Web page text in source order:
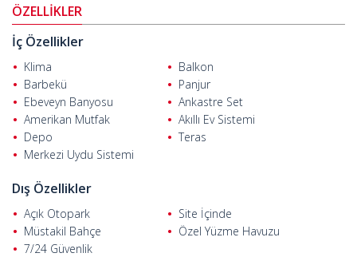
Gümüşlük, çok çeşitli ulusal ve uluslararası kültürel aktivitelere,
enfes restoranların bulunduğu ünlü bir sahil şeridine ve Myndos
Adası'na giden pitoresk bir sahil şeridine sahiptir.
Birinci sınıf inşaata sahip taş kaplı evler, kafe, restoran ve market
gibi günlük olanaklara yürüme mesafesinde elverişli bir konuma
sahiptir.Bodrum'da satılık evler Yalıkavak Marina'ya 10 km,
Bodrum Devlet Hastanesi'ne 19 km, Bodrum merkeze 22 km,
Milas-Bodrum Havalimanı'na 47 km uzaklıkta yer alıyor.
ÖZELLİKLER
İç Özellikler
Klima
Balkon
Barbekü
Panjur
Ebeveyn Banyosu
Ankastre Set
Amerikan Mutfak
Akıllı Ev Sistemi
Depo
Teras
Merkezi Uydu Sistemi
Dış Özellikler
Açık Otopark
Site İçinde
Müstakil Bahçe
Özel Yüzme Havuzu
7/24 Güvenlik